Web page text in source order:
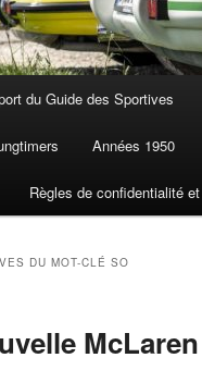
du Guide des Sportives
Années 1950
Règles de confidentialité
DU MOT-CLÉ SO